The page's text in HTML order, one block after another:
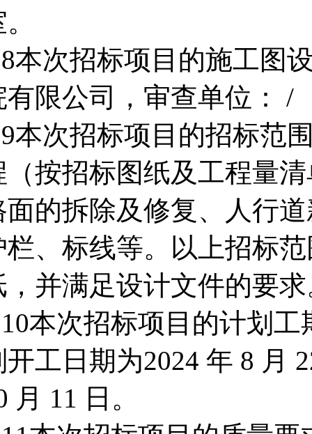
本次招标项目的施工图
有限公司，审查单位：
本次招标项目的招标范
（按招标图纸及工程量
面的拆除及修复、人行
栏、标线等。以上招标
，并满足设计文件的要
本次招标项目的计划
开工日期为2024 年 8 月
月 11 日。